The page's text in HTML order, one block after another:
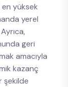
en yüksek
yerel
geri
amacıyla
kazanç
şekilde